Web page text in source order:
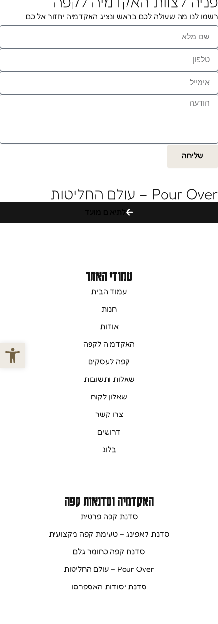
פתח
רשמו לנו מה שעולה לכם בראש ונציג האקדמיה יחזור אליכם
שם
מלא
טלפון
אימייל
הודעה
שליחה
Pour Over – עולם החליטות
עמודי האתר
עמוד הבית
חנות
אודות
האקדמיה לקפה
קפה לעסקים
שאלות ותשובות
שאלון לקוח
צרו קשר
דרושים
בלוג
האקדמיה וסדנאות קפה
סדנת קפה פרטית
סדנת קאפינג – טעימת קפה מקצועית
סדנת קפה כחומר גלם
Pour Over – עולם החליטות
סדנת יסודות האספרסו